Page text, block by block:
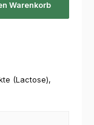
Warenkorb
(Lactose),